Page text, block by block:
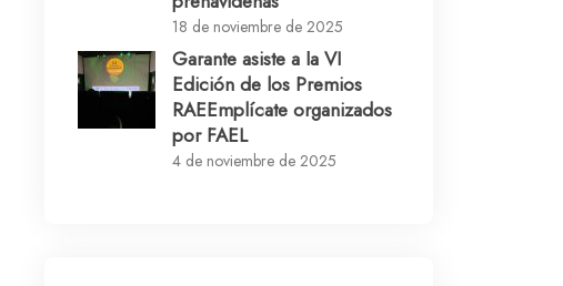
18 de noviembre de 2025
Garante asiste a la VI
Edición de los Premios
RAEEmplícate organizados
por FAEL
4 de noviembre de 2025